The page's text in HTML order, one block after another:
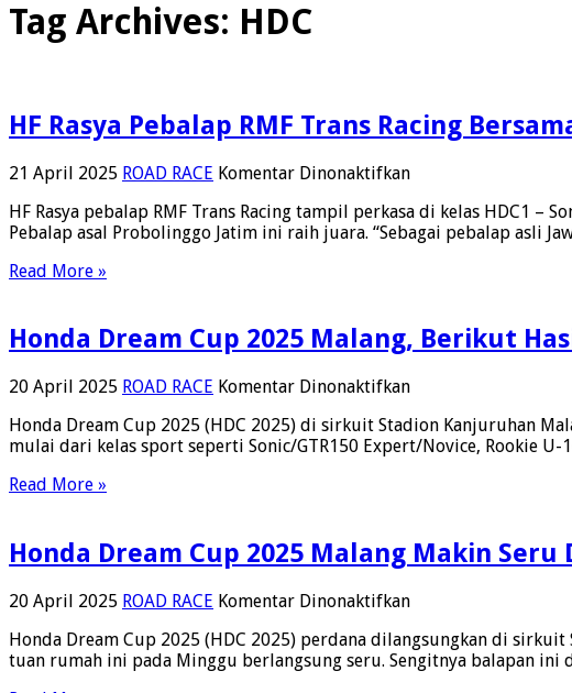
Tag Archives: HDC
HF Rasya Pebalap RMF Trans Racing
21 April 2025 ROAD RACE Komentar Dinonaktifkanpada
Rasya
Pebalap
Supra
1
Honda
HF Rasya pebalap RMF Trans Racing tampil perkasa di kelas HDC1 –
Pebalap asal Probolinggo Jatim ini raih juara. “Sebagai pebalap asli
Read More »
Honda Dream Cup 2025 Malang, Berikut
20 April 2025 ROAD RACE Komentar Dinonaktifkanpada
Dream
Cup
Balapnya
Honda Dream Cup 2025 (HDC 2025) di sirkuit Stadion Kanjuruhan
mulai dari kelas sport seperti Sonic/GTR150 Expert/Novice, Rookie
Read More »
Honda Dream Cup 2025 Malang Makin Seru
20 April 2025 ROAD RACE Komentar Dinonaktifkanpada
Dream
Cup
Honda Dream Cup 2025 (HDC 2025) perdana dilangsungkan di
tuan rumah ini pada Minggu berlangsung seru. Sengitnya balapan ini